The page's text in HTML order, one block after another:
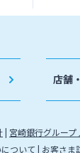
店舗
宮崎銀行グループ
ついて お客さま